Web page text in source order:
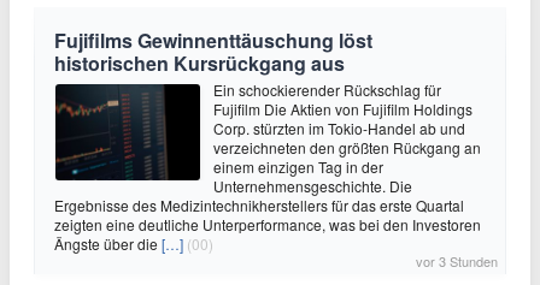
Fujifilms Gewinnenttäuschung löst
historischen Kursrückgang aus
Ein schockierender Rückschlag für
Fujifilm Die Aktien von Fujifilm Holdings
Corp. stürzten im Tokio-Handel ab und
verzeichneten den größten Rückgang an
einem einzigen Tag in der
Unternehmensgeschichte. Die
Ergebnisse des Medizintechnikherstellers für das erste Quartal
zeigten eine deutliche Unterperformance, was bei den Investoren
Ängste über die […] (00)
vor 3 Stunden